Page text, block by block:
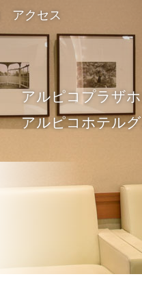
アクセス
アルピコプ
アルピコホテル